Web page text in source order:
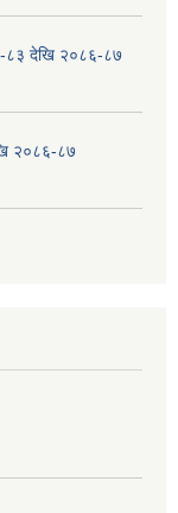
८३ देखि २०८६-८७
२०८६-८७